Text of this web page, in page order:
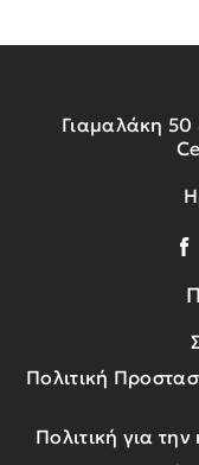
Γιαμαλάκη 50
Πολιτική
Πολιτική για